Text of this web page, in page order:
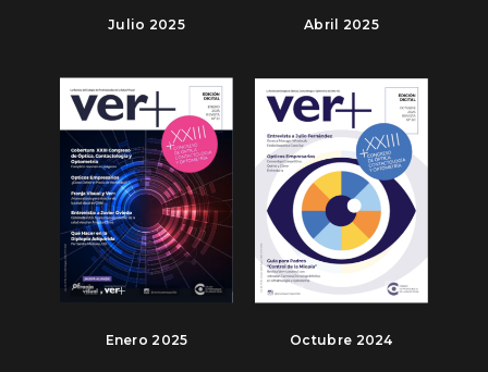
Julio 2025 Abril 2025
Enero 2025 Octubre 2024